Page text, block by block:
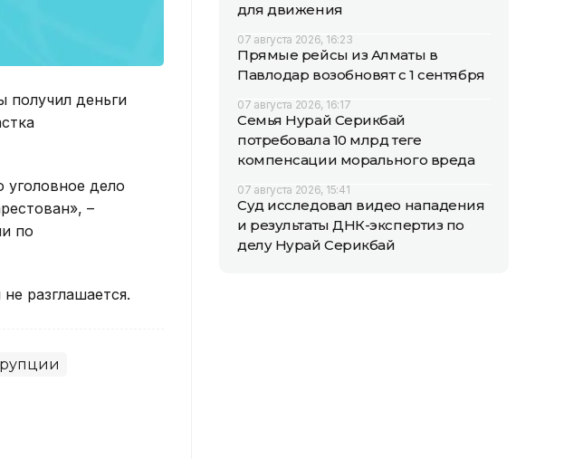
получил деньги
дело
–
по
разглашается.
для движения
07 августа 2026, 16:23
Прямые рейсы из Алматы в
Павлодар возобновят с 1 сентября
07 августа 2026, 16:17
Семья Нурай Серикбай
потребовала 10 млрд теңге
компенсации морального вреда
07 августа 2026, 15:41
Суд исследовал видео нападения
и результаты ДНК-экспертиз по
делу Нурай Серикбай